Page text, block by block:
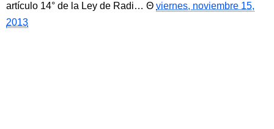
artículo 14° de la Ley de Radi…
viernes, noviembre 15,
2013